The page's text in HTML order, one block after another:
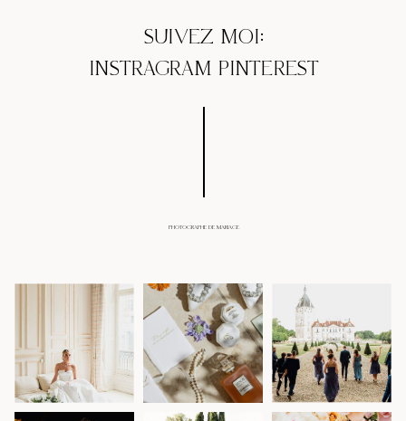
SUIVEZ MOI:
INSTRAGRAM PINTEREST
PHOTOGRAPHE DE MARIAGE